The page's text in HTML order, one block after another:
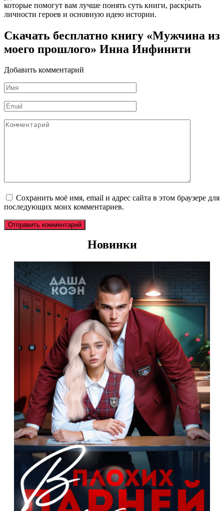
которые помогут вам лучше понять суть книги, раскрыть
личности героев и основную идею истории.
Скачать бесплатно книгу «Мужчина из
моего прошлого» Инна Инфинити
Добавить комментарий
Имя
*
Email
*
Комментарий
Сохранить моё имя, email и адрес сайта в этом браузере для
последующих моих комментариев.
Новинки